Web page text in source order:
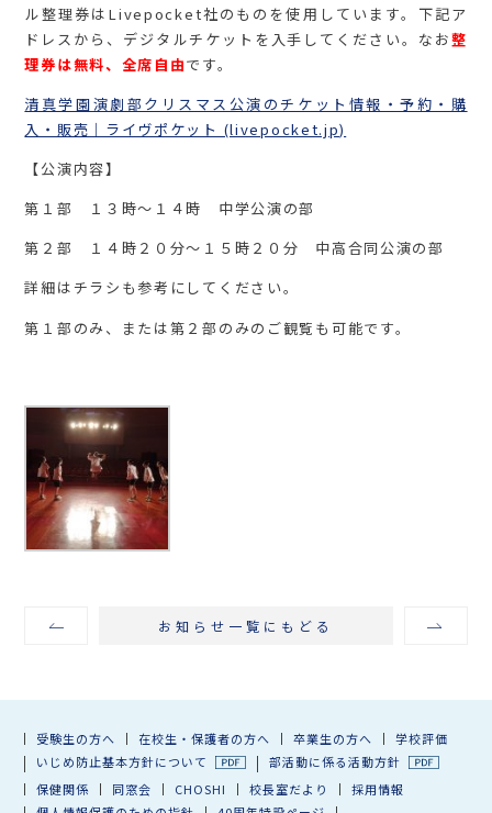
ル整理券はLivepocket社のものを使用しています。下記ア
ドレスから、デジタルチケットを入手してください。なお整
理券は無料、全席自由です。
清真学園演劇部クリスマス公演のチケット情報・予約・購
入・販売｜ライヴポケット (livepocket.jp)
【公演内容】
第１部 １３時～１４時 中学公演の部
第２部 １４時２０分～１５時２０分 中高合同公演の部
詳細はチラシも参考にしてください。
第１部のみ、または第２部のみのご観覧も可能です。
お知らせ一覧にもどる
受験生の方へ 在校生・保護者の方へ 卒業生の方へ
学校評価
いじめ防止基本方針について
部活動に係る活動方針
保健関係
同窓会 CHOSHI 校長室だより
採用情報